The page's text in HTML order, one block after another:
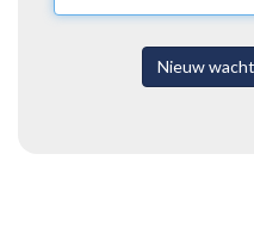
Nieuw